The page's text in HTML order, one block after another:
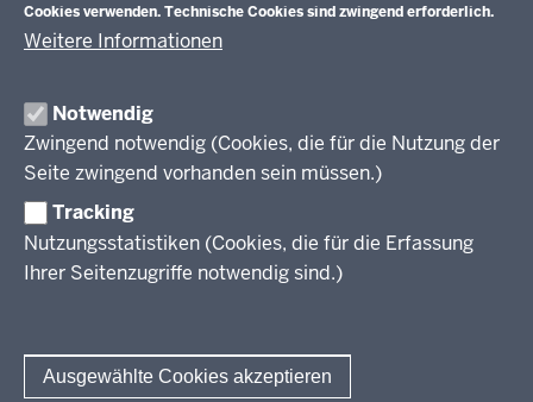
Cookies verwenden. Technische Cookies sind zwingend erforderlich.
Weitere Informationen
Notwendig
Zwingend notwendig (Cookies, die für die Nutzung der
Seite zwingend vorhanden sein müssen.)
Tracking
Nutzungsstatistiken (Cookies, die für die Erfassung
Ihrer Seitenzugriffe notwendig sind.)
Ausgewählte Cookies akzeptieren
Im Überblick
Berufsbildung NRW
Das Berufskolleg in NRW
Abschlüsse und Anschlüsse
Modellprojekte
Informationsschriften
Bildungsgänge / Bildungspläne
Bildungspläne Ausbildungsvorbereitung (Anlage A)
Fachklassen duales System (Anlage A)
Bildungsgang-übergreifende Themen